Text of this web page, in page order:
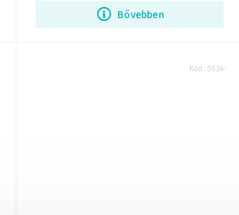
Bővebben
Kód: 0526-